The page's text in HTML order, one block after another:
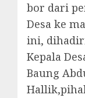
bor dari
Desa ke
ini,
Kepala
Baung